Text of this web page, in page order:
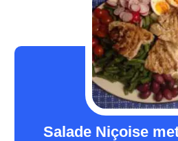
Salade Niçoise
minuten
minuten